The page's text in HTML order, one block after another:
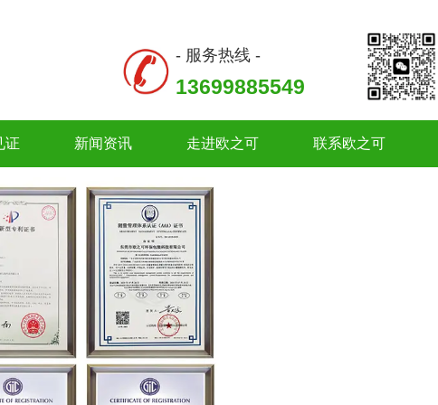
- 服务热线 -
13699885549
证 新闻资讯 走进欧之可 联系欧之可